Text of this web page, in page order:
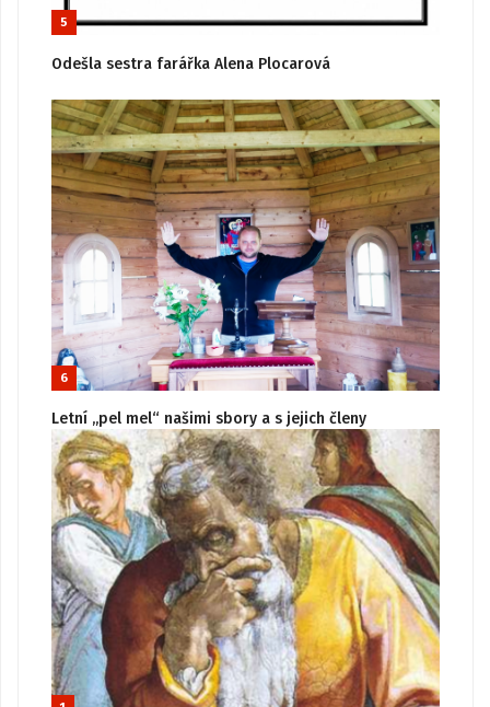
5
Odešla sestra farářka Alena Plocarová
6
Letní „pel mel“ našimi sbory a s jejich členy